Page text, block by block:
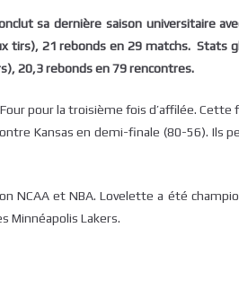
sa dernière saison universitaire
tirs), 21 rebonds en 29 matchs. Stats
20,3 rebonds en 79 rencontres.
pour la troisième fois d’affilée.
Kansas en demi-finale (80-56). Ils
NCAA et NBA. Lovelette a été
Minnéapolis Lakers.